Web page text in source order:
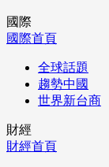
國際
國際首頁
全球話題
趨勢中國
世界新台商
財經
財經首頁